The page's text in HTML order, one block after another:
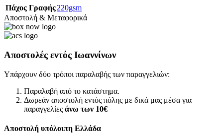
Πάχος Γραφής220gsm
Αποστολή & Μεταφορικά
Αποστολές εντός Ιωαννίνων
Υπάρχουν δύο τρόποι παραλαβής των παραγγελιών:
Παραλαβή από το κατάστημα.
Δωρεάν αποστολή εντός πόλης με δικά μας μέσα για
παραγγελίες άνω των 10€
Αποστολή υπόλοιπη Ελλάδα